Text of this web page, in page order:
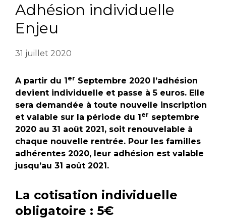
Adhésion individuelle
Enjeu
31 juillet 2020
A partir du 1er Septembre 2020 l’adhésion
devient individuelle et passe à 5 euros. Elle
sera demandée à toute nouvelle inscription
et valable sur la période du 1er septembre
2020 au 31 août 2021, soit renouvelable à
chaque nouvelle rentrée. Pour les familles
adhérentes 2020, leur adhésion est valable
jusqu’au 31 août 2021.
La cotisation individuelle
obligatoire : 5€